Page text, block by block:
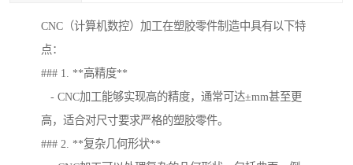
CNC（计算机数控）加工在塑胶零件制造中具有以下特
点：
### 1. **高精度**
- CNC加工能够实现高的精度，通常可达±mm甚至更
高，适合对尺寸要求严格的塑胶零件。
### 2. **复杂几何形状**